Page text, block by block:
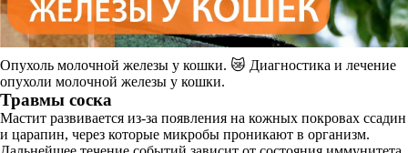
Опухоль молочной железы у кошки. 😿 Диагностика и лечение
опухоли молочной железы у кошки.
Травмы соска
Мастит развивается из-за появления на кожных покровах ссадин
и царапин, через которые микробы проникают в организм.